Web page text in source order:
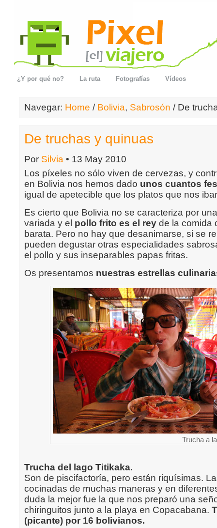
¿Y por qué no? La ruta Fotografías Vídeos
Navegar: Home / Bolivia, Sabrosón / De
De truchas y quinuas
Por Silvia • 13 May 2010
Los píxeles no sólo viven de cervezas, y
en Bolivia nos hemos dado unos cuantos
igual de apetecible que los platos que nos
Es cierto que Bolivia no se caracteriza por
variada y el pollo frito es el rey de la comida
barata. Pero no hay que desanimarse, si se
pueden degustar otras especialidades
el pollo y sus inseparables papas fritas.
Os presentamos nuestras estrellas
Trucha a
Trucha del lago Titikaka.
Son de piscifactoría, pero están riquísimas.
cocinadas de muchas maneras y en
duda la mejor fue la que nos preparó una
chiringuitos junto a la playa en Copacabana.
(picante) por 16 bolivianos.